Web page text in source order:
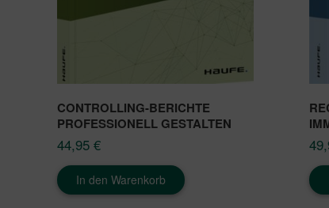
CONTROLLING-BERICHTE
PROFESSIONELL GESTALTEN
44,95 €
In den Warenkorb